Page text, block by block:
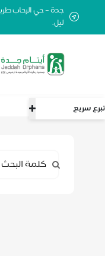
تبرع سريع
جدة – حي الرحاب
ليل.
زكاة